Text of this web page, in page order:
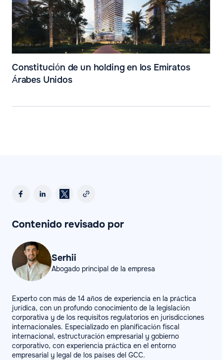
Constitución de un holding en los Emiratos
Árabes Unidos
Contenido revisado por
Serhii
Abogado principal de la empresa
Experto con más de 14 años de experiencia en la práctica
jurídica, con un profundo conocimiento de la legislación
corporativa y de los requisitos regulatorios en jurisdicciones
internacionales. Especializado en planificación fiscal
internacional, estructuración empresarial y gobierno
corporativo, con experiencia práctica en el entorno
empresarial y legal de los países del GCC.